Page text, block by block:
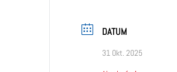
DATUM
31 Okt. 2025